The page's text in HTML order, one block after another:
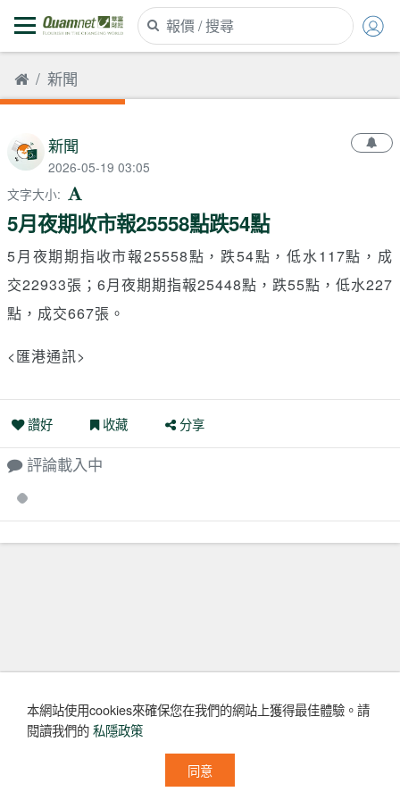
新聞
新聞
2026-05-19 03:05
文字大小:
5月夜期收市報25558點跌54點
5月夜期期指收市報25558點，跌54點，低水117點，成
交22933張；6月夜期期指報25448點，跌55點，低水227
點，成交667張。
<匯港通訊>
讚好 收藏 分享
評論載入中
Loading...
本網站使用cookies來確保您在我們的網站上獲得最佳體驗。請
閱讀我們的私隱政策
同意